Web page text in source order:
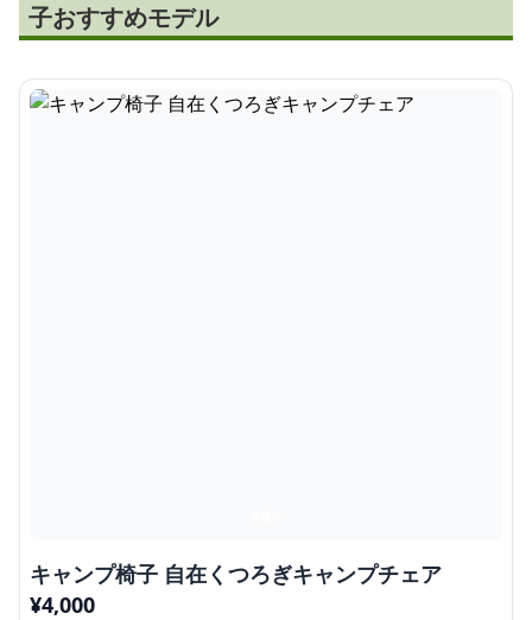
子おすすめモデル
キャンプ椅子 自在くつろぎキャンプチェア
¥4,000